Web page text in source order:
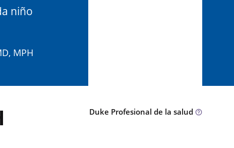
niño
MPH
Duke Profesional de la salud